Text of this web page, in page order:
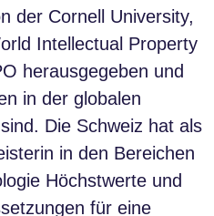
der Cornell University,
Intellectual Property
herausgegeben und
in der globalen
Die Schweiz hat als
in den Bereichen
Höchstwerte und
für eine